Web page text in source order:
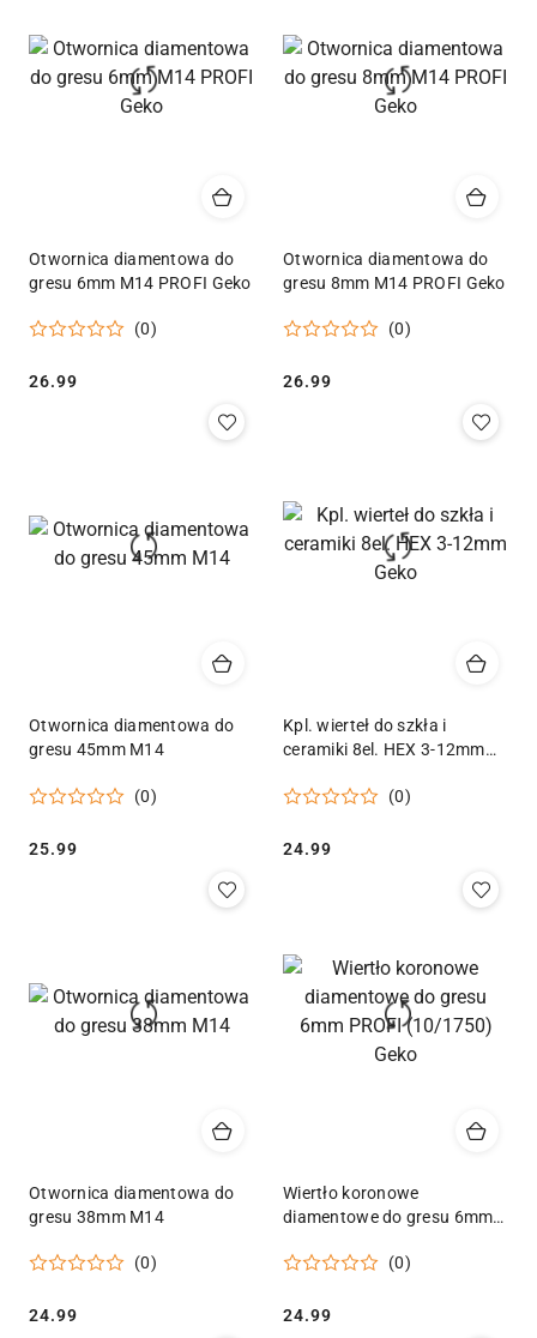
Otwornica diamentowa do
gresu 6mm M14 PROFI Geko
(0)
Cena:
26.99
Otwornica diamentowa do
gresu 8mm M14 PROFI Geko
(0)
Cena:
26.99
Otwornica diamentowa do
gresu 45mm M14
(0)
Cena:
25.99
Kpl. wierteł do szkła i
ceramiki 8el. HEX 3-12mm
(0)
Cena:
24.99
Otwornica diamentowa do
gresu 38mm M14
(0)
Cena:
24.99
Wiertło koronowe
diamentowe do gresu 6mm
(0)
Cena:
24.99